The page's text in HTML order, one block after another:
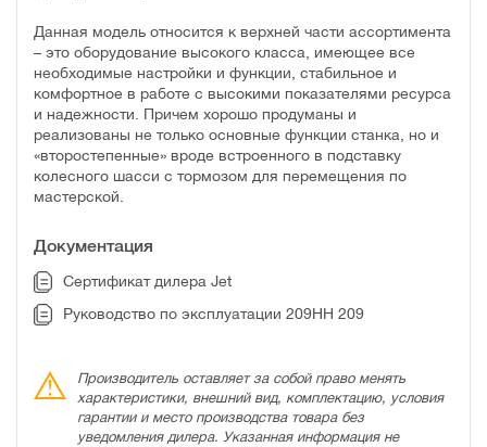
Данная модель относится к верхней части ассортимента
– это оборудование высокого класса, имеющее все
необходимые настройки и функции, стабильное и
комфортное в работе с высокими показателями ресурса
и надежности. Причем хорошо продуманы и
реализованы не только основные функции станка, но и
«второстепенные» вроде встроенного в подставку
колесного шасси с тормозом для перемещения по
мастерской.
Документация
Сертификат дилера Jet
Руководство по эксплуатации 209HH 209
Производитель оставляет за собой право менять
характеристики, внешний вид, комплектацию, условия
гарантии и место производства товара без
уведомления дилера. Указанная информация не